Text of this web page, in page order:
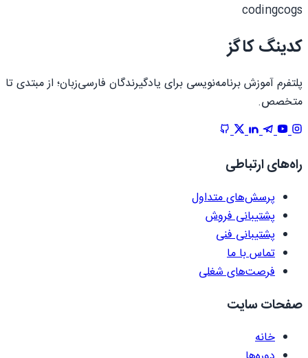
codingcogs
کدینگ کاگز
پلتفرم آموزش برنامه‌نویسی برای یادگیرندگان فارسی‌زبان؛ از مبتدی تا
متخصص.
راه‌های ارتباطی
پرسش‌های متداول
پشتیبانی فروش
پشتیبانی فنی
تماس با ما
فرصت‌های شغلی
صفحات سایت
خانه